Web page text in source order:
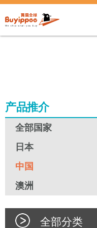
产品推介
全部国家
日本
中国
澳洲
全部分类